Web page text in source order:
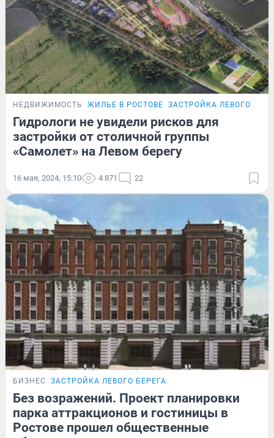
НЕДВИЖИМОСТЬ ЖИЛЬЕ В РОСТОВЕ ЗАСТРОЙКА ЛЕВОГО
Гидрологи не увидели рисков для
застройки от столичной группы
«Самолет» на Левом берегу
16 мая, 2024, 15:10 4 871 22
БИЗНЕС ЗАСТРОЙКА ЛЕВОГО БЕРЕГА
Без возражений. Проект планировки
парка аттракционов и гостиницы в
Ростове прошел общественные